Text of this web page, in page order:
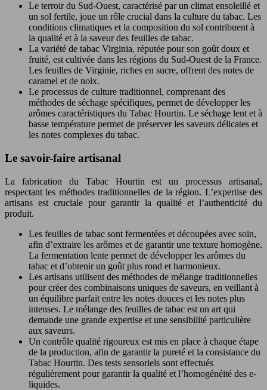
Le terroir du Sud-Ouest, caractérisé par un climat ensoleillé et
un sol fertile, joue un rôle crucial dans la culture du tabac. Les
conditions climatiques et la composition du sol contribuent à
la qualité et à la saveur des feuilles de tabac.
La variété de tabac Virginia, réputée pour son goût doux et
fruité, est cultivée dans les régions du Sud-Ouest de la France.
Les feuilles de Virginie, riches en sucre, offrent des notes de
caramel et de noix.
Le processus de culture traditionnel, comprenant des
méthodes de séchage spécifiques, permet de développer les
arômes caractéristiques du Tabac Hourtin. Le séchage lent et à
basse température permet de préserver les saveurs délicates et
les notes complexes du tabac.
Le savoir-faire artisanal
La fabrication du Tabac Hourtin est un processus artisanal,
respectant les méthodes traditionnelles de la région. L’expertise des
artisans est cruciale pour garantir la qualité et l’authenticité du
produit.
Les feuilles de tabac sont fermentées et découpées avec soin,
afin d’extraire les arômes et de garantir une texture homogène.
La fermentation lente permet de développer les arômes du
tabac et d’obtenir un goût plus rond et harmonieux.
Les artisans utilisent des méthodes de mélange traditionnelles
pour créer des combinaisons uniques de saveurs, en veillant à
un équilibre parfait entre les notes douces et les notes plus
intenses. Le mélange des feuilles de tabac est un art qui
demande une grande expertise et une sensibilité particulière
aux saveurs.
Un contrôle qualité rigoureux est mis en place à chaque étape
de la production, afin de garantir la pureté et la consistance du
Tabac Hourtin. Des tests sensoriels sont effectués
régulièrement pour garantir la qualité et l’homogénéité des e-
liquides.